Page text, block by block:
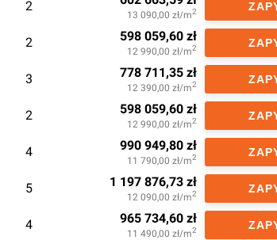
2
13 090,00 zł/m2
2 598 059,60 zł
12 990,00 zł/m2
3 778 711,35 zł
12 390,00 zł/m2
2 598 059,60 zł
12 990,00 zł/m2
4 990 949,80 zł
11 790,00 zł/m2
5 1 197 876,73 zł
12 090,00 zł/m2
4 965 734,60 zł
11 490,00 zł/m2